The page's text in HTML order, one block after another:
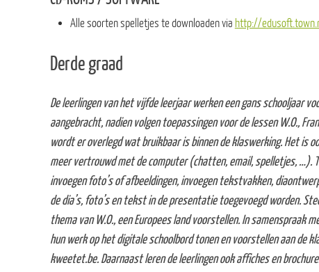
Alle soorten spelletjes te downloaden via http://
Derde graad
De leerlingen van het vijfde leerjaar werken een gans schooljaar
aangebracht, nadien volgen toepassingen voor de lessen W.O.,
wordt er overlegd wat bruikbaar is binnen de klaswerking. Het is
meer vertrouwd met de computer (chatten, email, spelletjes, …).
invoegen foto’s of afbeeldingen, invoegen tekstvakken,
de dia’s, foto’s en tekst in de presentatie toegevoegd worden.
thema van W.O., een Europees land voorstellen. In
hun werk op het digitale schoolbord tonen en voorstellen aan de
kweetet.be. Daarnaast leren de leerlingen ook affiches en